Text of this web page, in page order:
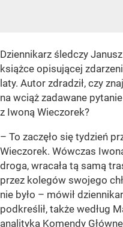
Dziennikarz śledczy
książce opisującej
laty. Autor zdradził, czy
na wciąż zadawane
z Iwoną Wieczorek?
– To zaczęło się tydzień
Wieczorek. Wówczas
droga, wracała tą samą
przez kolegów swojego
nie było – mówił
podkreślił, także według
analityka Komendy